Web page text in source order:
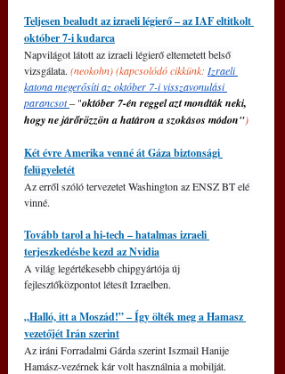
Teljesen bealudt az izraeli légierő – az IAF eltitkolt
október 7-i kudarca
Napvilágot látott az izraeli légierő eltemetett belső
vizsgálata. (neokohn) (kapcsolódó cikkünk: Izraeli
katona megerősíti az október 7-i visszavonulási
parancsot‒ "október 7-én reggel azt mondták neki,
hogy ne járőrözzön a határon a szokásos módon")
Két évre Amerika venné át Gáza biztonsági
felügyeletét
Az erről szóló tervezetet Washington az ENSZ BT elé
vinné.
Tovább tarol a hi-tech – hatalmas izraeli
terjeszkedésbe kezd az Nvidia
A világ legértékesebb chipgyártója új
fejlesztőközpontot létesít Izraelben.
„Halló, itt a Moszád!” – Így ölték meg a Hamasz
vezetőjét Irán szerint
Az iráni Forradalmi Gárda szerint Iszmail Hanije
Hamász-vezérnek kár volt használnia a mobilját.